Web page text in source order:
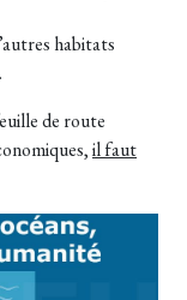
habitats
de route
il faut